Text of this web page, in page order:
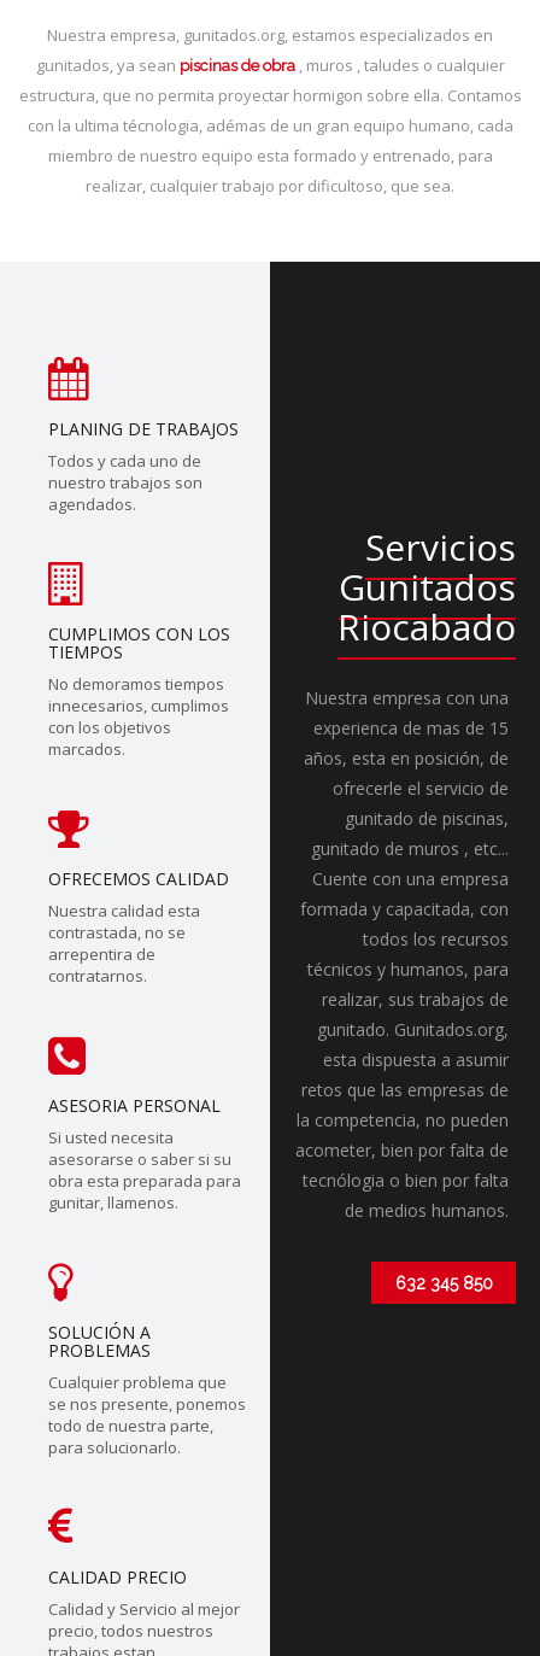
Nuestra empresa, gunitados.org, estamos especializados en
gunitados, ya sean piscinas de obra, muros , taludes o cualquier
estructura, que no permita proyectar hormigon sobre ella. Contamos
con la ultima técnologia, adémas de un gran equipo humano, cada
miembro de nuestro equipo esta formado y entrenado, para
realizar, cualquier trabajo por dificultoso, que sea.
PLANING DE TRABAJOS
Todos y cada uno de
nuestro trabajos son
agendados.
CUMPLIMOS CON LOS
TIEMPOS
No demoramos tiempos
innecesarios, cumplimos
con los objetivos
marcados.
OFRECEMOS CALIDAD
Nuestra calidad esta
contrastada, no se
arrepentira de
contratarnos.
ASESORIA PERSONAL
Si usted necesita
asesorarse o saber si su
obra esta preparada para
gunitar, llamenos.
SOLUCIÓN A
PROBLEMAS
Cualquier problema que
se nos presente, ponemos
todo de nuestra parte,
para solucionarlo.
CALIDAD PRECIO
Calidad y Servicio al mejor
precio, todos nuestros
Servicios
Gunitados
Riocabado
Nuestra empresa con una
experienca de mas de 15
años, esta en posición, de
ofrecerle el servicio de
gunitado de piscinas,
gunitado de muros , etc...
Cuente con una empresa
formada y capacitada, con
todos los recursos
técnicos y humanos, para
realizar, sus trabajos de
gunitado. Gunitados.org,
esta dispuesta a asumir
retos que las empresas de
la competencia, no pueden
acometer, bien por falta de
tecnólogia o bien por falta
de medios humanos.
632 345 850